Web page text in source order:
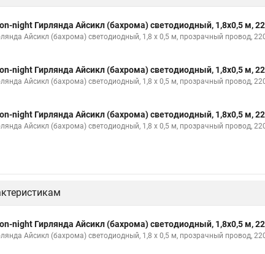
night Гирлянда Айсикл (бахрома) светодиодный, 1,8х0,5 м,
Айсикл (бахрома) светодиодный, 1,8 х 0,5 м, прозрачный провод,
night Гирлянда Айсикл (бахрома) светодиодный, 1,8х0,5 м,
Айсикл (бахрома) светодиодный, 1,8 х 0,5 м, прозрачный провод,
night Гирлянда Айсикл (бахрома) светодиодный, 1,8х0,5 м,
Айсикл (бахрома) светодиодный, 1,8 х 0,5 м, прозрачный провод,
night Гирлянда Айсикл (бахрома) светодиодный, 1,8х0,5 м,
Айсикл (бахрома) светодиодный, 1,8 х 0,5 м, прозрачный провод,